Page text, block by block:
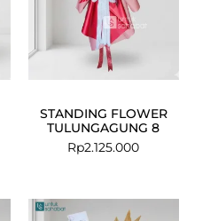
STANDING FLOWER
TULUNGAGUNG 8
Rp2.125.000